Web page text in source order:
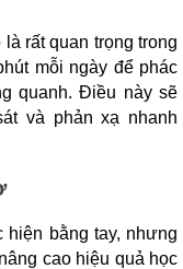
rất quan trọng trong
mỗi ngày để phác
quanh. Điều này sẽ
và phản xạ nhanh
bằng tay, nhưng
cao hiệu quả học